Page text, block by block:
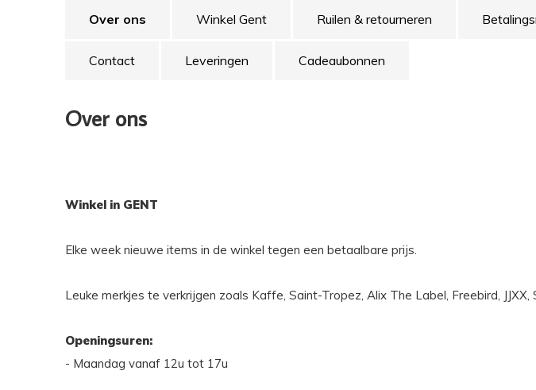
Over ons Winkel Gent Ruilen & retourneren
Contact Leveringen Cadeaubonnen
Over ons
Winkel in GENT
Elke week nieuwe items in de winkel tegen een betaalbare prijs.
Leuke merkjes te verkrijgen zoals Kaffe, Saint-Tropez, Alix The Label, Freebird,
Openingsuren:
- Maandag vanaf 12u tot 17u